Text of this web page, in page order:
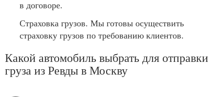
в договоре.
Страховка грузов. Мы готовы осуществить
страховку грузов по требованию клиентов.
Какой автомобиль выбрать для отправки
груза из Ревды в Москву